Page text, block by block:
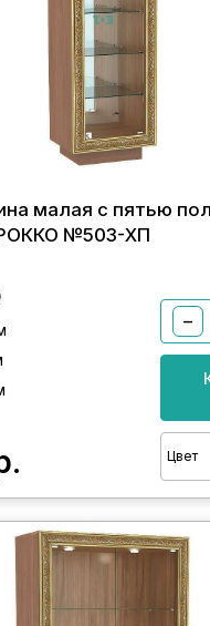
малая с пятью
№503-ХП
−
Цвет